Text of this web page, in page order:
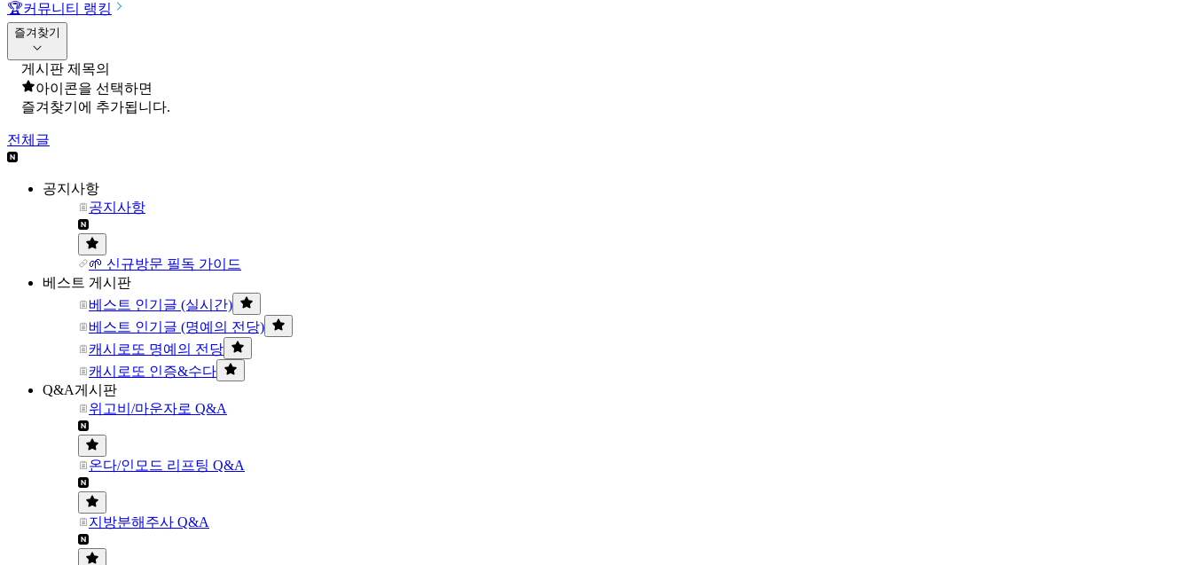
🏆커뮤니티 랭킹
즐겨찾기
게시판 제목의
아이콘을 선택하면
즐겨찾기에 추가됩니다.
전체글
공지사항
공지사항
🌱 신규방문 필독 가이드
베스트 게시판
베스트 인기글 (실시간)
베스트 인기글 (명예의 전당)
캐시로또 명예의 전당
캐시로또 인증&수다
Q&A게시판
위고비/마운자로 Q&A
온다/인모드 리프팅 Q&A
지방분해주사 Q&A